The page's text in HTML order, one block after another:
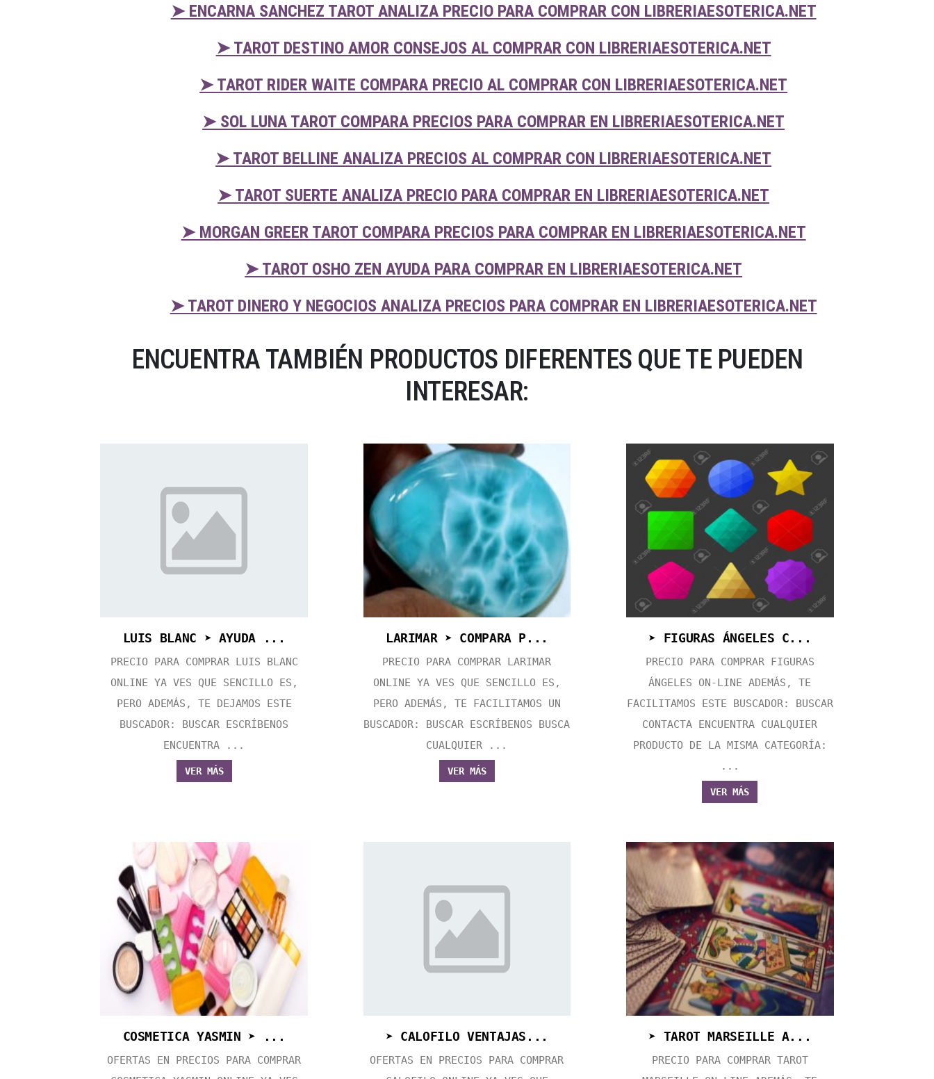
➤ ENCARNA SANCHEZ TAROT ANALIZA PRECIO PARA COMPRAR CON LIBRERIAESOTERICA.NET
➤ TAROT DESTINO AMOR CONSEJOS AL COMPRAR CON LIBRERIAESOTERICA.NET
➤ TAROT RIDER WAITE COMPARA PRECIO AL COMPRAR CON LIBRERIAESOTERICA.NET
➤ SOL LUNA TAROT COMPARA PRECIOS PARA COMPRAR EN LIBRERIAESOTERICA.NET
➤ TAROT BELLINE ANALIZA PRECIOS AL COMPRAR CON LIBRERIAESOTERICA.NET
➤ TAROT SUERTE ANALIZA PRECIO PARA COMPRAR EN LIBRERIAESOTERICA.NET
➤ MORGAN GREER TAROT COMPARA PRECIOS PARA COMPRAR EN LIBRERIAESOTERICA.NET
➤ TAROT OSHO ZEN AYUDA PARA COMPRAR EN LIBRERIAESOTERICA.NET
➤ TAROT DINERO Y NEGOCIOS ANALIZA PRECIOS PARA COMPRAR EN LIBRERIAESOTERICA.NET
ENCUENTRA TAMBIÉN PRODUCTOS DIFERENTES QUE TE PUEDEN
INTERESAR:
LUIS BLANC ➤ AYUDA ...
PRECIO PARA COMPRAR LUIS BLANC
ONLINE YA VES QUE SENCILLO ES,
PERO ADEMÁS, TE DEJAMOS ESTE
BUSCADOR: BUSCAR ESCRÍBENOS
ENCUENTRA ...
VER MÁS
LARIMAR ➤ COMPARA P...
PRECIO PARA COMPRAR LARIMAR
ONLINE YA VES QUE SENCILLO ES,
PERO ADEMÁS, TE FACILITAMOS UN
BUSCADOR: BUSCAR ESCRÍBENOS BUSCA
CUALQUIER ...
VER MÁS
➤ FIGURAS ÁNGELES C...
PRECIO PARA COMPRAR FIGURAS
ÁNGELES ON-LINE ADEMÁS, TE
FACILITAMOS ESTE BUSCADOR: BUSCAR
CONTACTA ENCUENTRA CUALQUIER
PRODUCTO DE LA MISMA CATEGORÍA:
...
VER MÁS
COSMETICA YASMIN ➤ ...
OFERTAS EN PRECIOS PARA COMPRAR
➤ CALOFILO VENTAJAS...
OFERTAS EN PRECIOS PARA COMPRAR
➤ TAROT MARSEILLE A...
PRECIO PARA COMPRAR TAROT